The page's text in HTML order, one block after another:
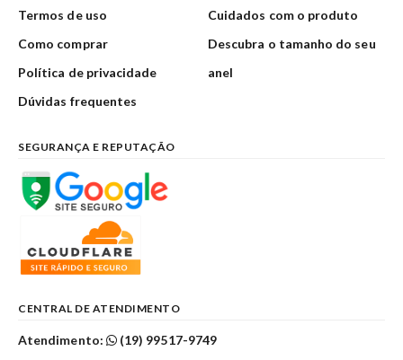
Termos de uso
Como comprar
Política de privacidade
Dúvidas frequentes
Cuidados com o produto
Descubra o tamanho do seu
anel
SEGURANÇA E REPUTAÇÃO
CENTRAL DE ATENDIMENTO
Atendimento: (19) 99517-9749